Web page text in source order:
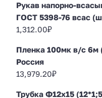
Рукав напорно-
ГОСТ 5398-76 всас
1,312.00₽
Пленка 100мк в/с 6м
Россия
13,979.20₽
Трубка Ф12х15